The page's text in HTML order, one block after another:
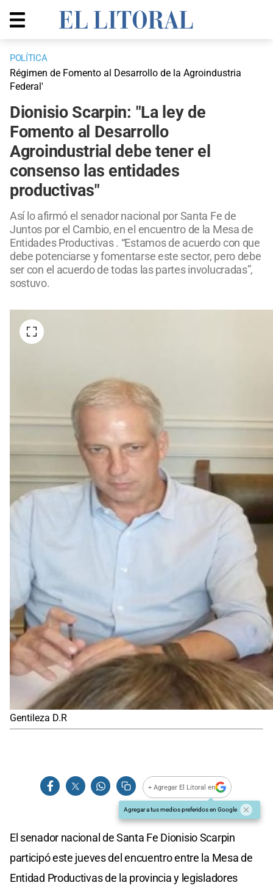
POLÍTICA
Régimen de Fomento al Desarrollo de la Agroindustria
Federal'
Dionisio Scarpin: "La ley de
Fomento al Desarrollo
Agroindustrial debe tener el
consenso las entidades
productivas"
Así lo afirmó el senador nacional por Santa Fe de
Juntos por el Cambio, en el encuentro de la Mesa de
Entidades Productivas . “Estamos de acuerdo con que
debe potenciarse y fomentarse este sector, pero debe
ser con el acuerdo de todas las partes involucradas”,
sostuvo.
Gentileza D.R
+ Agregar El Litoral en
Agregar a tus medios preferidos en Google
El senador nacional de Santa Fe Dionisio Scarpin
participó este jueves del encuentro entre la Mesa de
Entidad Productivas de la provincia y legisladores